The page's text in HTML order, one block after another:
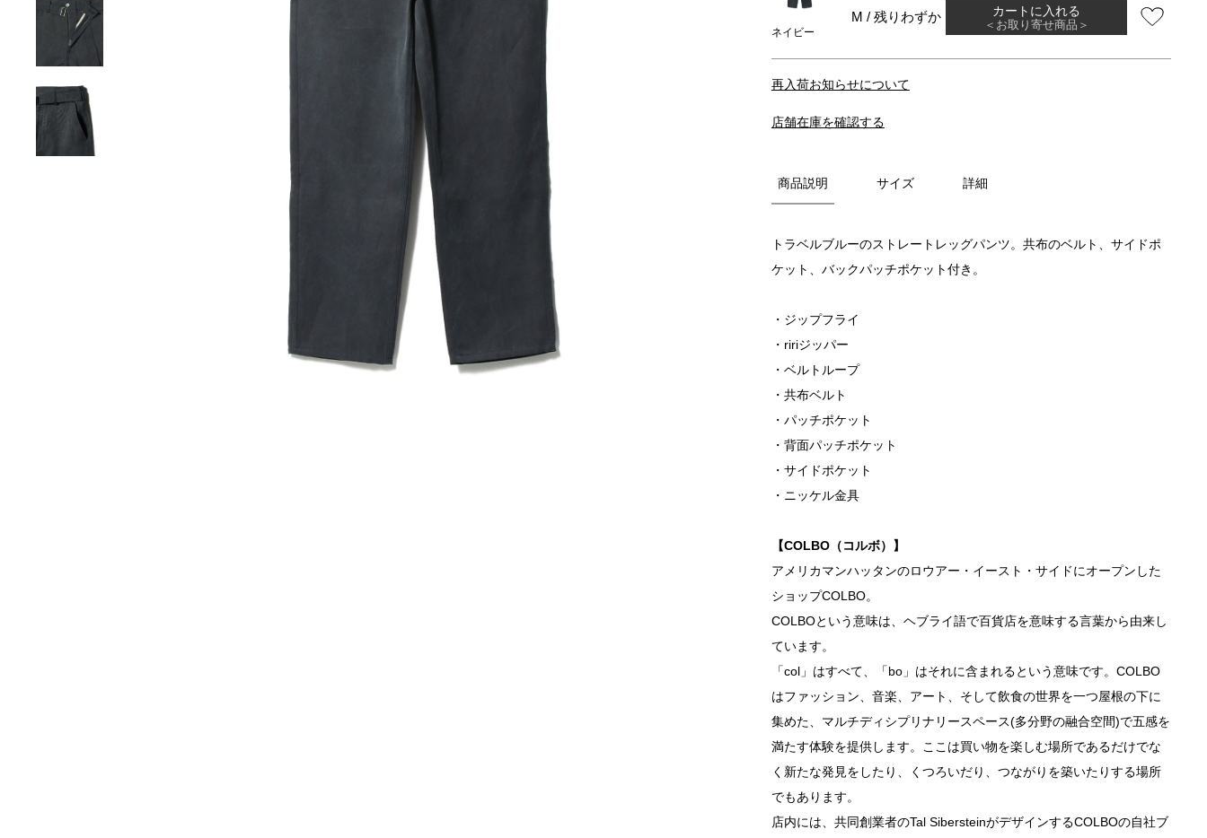
ネイビー
M / 残りわずか カートに入れる
＜お取り寄せ商品＞
再入荷お知らせについて
店舗在庫を確認する
商品説明 サイズ 詳細
トラベルブルーのストレートレッグパンツ。共布のベルト、サイドポ
ケット、バックパッチポケット付き。
・ジップフライ
・ririジッパー
・ベルトループ
・共布ベルト
・パッチポケット
・背面パッチポケット
・サイドポケット
・ニッケル金具
【COLBO（コルボ）】
アメリカマンハッタンのロウアー・イースト・サイドにオープンした
ショップCOLBO。
COLBOという意味は、ヘブライ語で百貨店を意味する言葉から由来し
ています。
「col」はすべて、「bo」はそれに含まれるという意味です。COLBO
はファッション、音楽、アート、そして飲食の世界を一つ屋根の下に
集めた、マルチディシプリナリースペース(多分野の融合空間)で五感を
満たす体験を提供します。ここは買い物を楽しむ場所であるだけでな
く新たな発見をしたり、くつろいだり、つながりを築いたりする場所
でもあります。
店内には、共同創業者のTal SibersteinがデザインするCOLBOの自社ブ